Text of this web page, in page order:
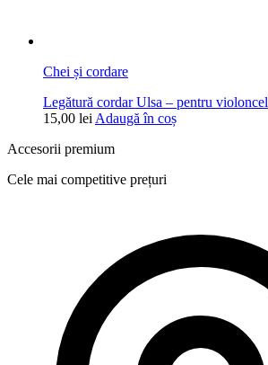
Chei și cordare
Legătură cordar Ulsa – pentru violoncel
15,00 lei Adaugă în coș
Accesorii premium
Cele mai competitive prețuri